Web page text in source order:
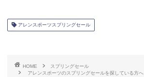
アレンスポーツスプリングセール
HOME
スプリングセール
アレンスポーツのスプリングセールを探している方へ